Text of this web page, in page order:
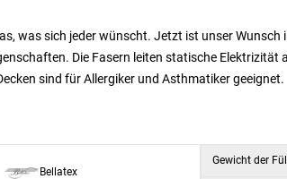
was sich jeder wünscht. Jetzt ist unser
Die Fasern leiten statische
sind für Allergiker und Asthmatiker geeignet.
Bellatex
Gewicht der